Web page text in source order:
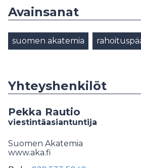
Avainsanat
suomen akatemia
Yhteyshenkilöt
Pekka Rautio
viestintäasiantuntija
Suomen Akatemia
www.aka.fi